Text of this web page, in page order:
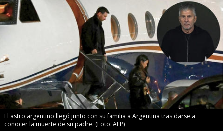
El astro argentino llegó junto con su familia a Argentina tras darse a
conocer la muerte de su padre. (Foto: AFP)